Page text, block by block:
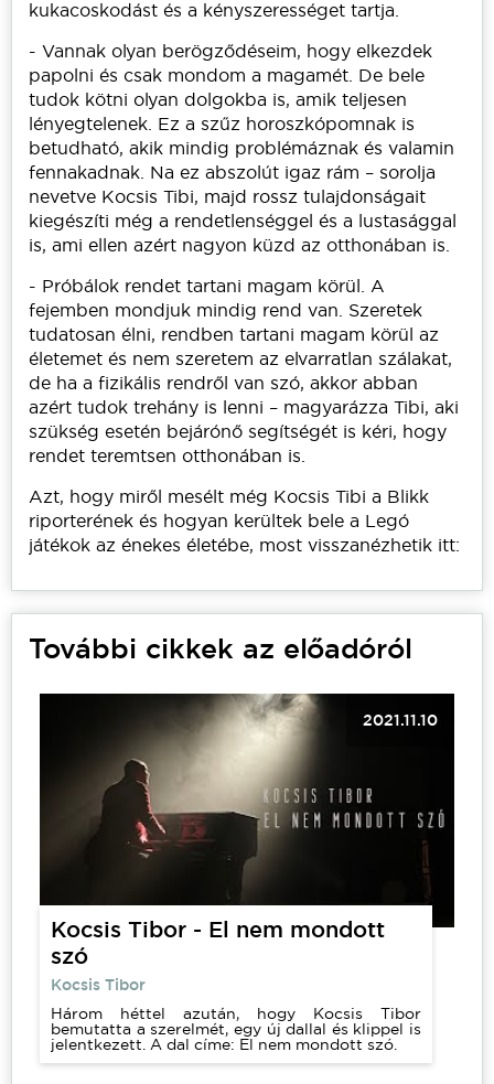
kukacoskodást és a kényszerességet tartja.
- Vannak olyan berögződéseim, hogy elkezdek
papolni és csak mondom a magamét. De bele
tudok kötni olyan dolgokba is, amik teljesen
lényegtelenek. Ez a szűz horoszkópomnak is
betudható, akik mindig problémáznak és valamin
fennakadnak. Na ez abszolút igaz rám – sorolja
nevetve Kocsis Tibi, majd rossz tulajdonságait
kiegészíti még a rendetlenséggel és a lustasággal
is, ami ellen azért nagyon küzd az otthonában is.
- Próbálok rendet tartani magam körül. A
fejemben mondjuk mindig rend van. Szeretek
tudatosan élni, rendben tartani magam körül az
életemet és nem szeretem az elvarratlan szálakat,
de ha a fizikális rendről van szó, akkor abban
azért tudok trehány is lenni – magyarázza Tibi, aki
szükség esetén bejárónő segítségét is kéri, hogy
rendet teremtsen otthonában is.
Azt, hogy miről mesélt még Kocsis Tibi a Blikk
riporterének és hogyan kerültek bele a Legó
játékok az énekes életébe, most visszanézhetik itt:
További cikkek az előadóról
2021.11.10
Kocsis Tibor - El nem mondott
szó
Kocsis Tibor
Három héttel azután, hogy Kocsis Tibor
bemutatta a szerelmét, egy új dallal és klippel is
jelentkezett. A dal címe: El nem mondott szó.